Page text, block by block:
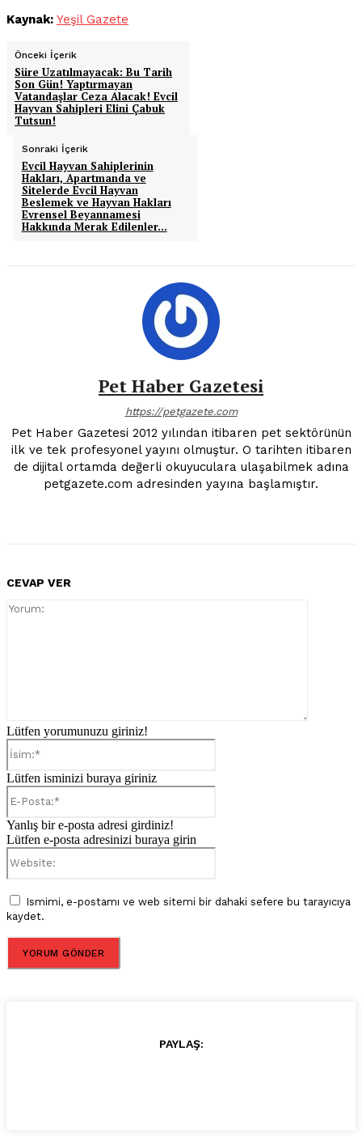
Kaynak: Yeşil Gazete
Önceki İçerik
Süre Uzatılmayacak: Bu Tarih
Son Gün! Yaptırmayan
Vatandaşlar Ceza Alacak! Evcil
Hayvan Sahipleri Elini Çabuk
Tutsun!
Sonraki İçerik
Evcil Hayvan Sahiplerinin
Hakları, Apartmanda ve
Sitelerde Evcil Hayvan
Beslemek ve Hayvan Hakları
Evrensel Beyannamesi
Hakkında Merak Edilenler…
Pet Haber Gazetesi
https://petgazete.com
Pet Haber Gazetesi 2012 yılından itibaren pet sektörünün
ilk ve tek profesyonel yayını olmuştur. O tarihten itibaren
de dijital ortamda değerli okuyuculara ulaşabilmek adına
petgazete.com adresinden yayına başlamıştır.
CEVAP VER
Lütfen yorumunuzu giriniz!
Lütfen isminizi buraya giriniz
Yanlış bir e-posta adresi girdiniz!
Lütfen e-posta adresinizi buraya girin
Ismimi, e-postamı ve web sitemi bir dahaki sefere bu tarayıcıya
kaydet.
PAYLAŞ: